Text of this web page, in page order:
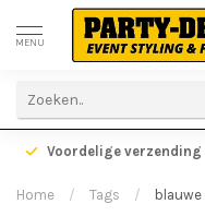
MENU
Voordelige
Home / Tags / blauwe